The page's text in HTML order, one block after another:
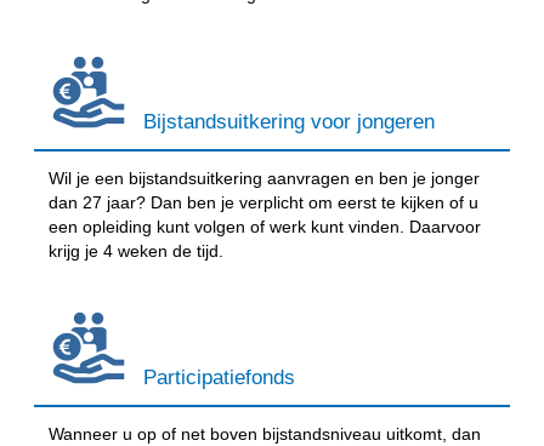
Bijstandsuitkering voor jongeren
Wil je een bijstandsuitkering aanvragen en ben je jonger
dan 27 jaar? Dan ben je verplicht om eerst te kijken of u
een opleiding kunt volgen of werk kunt vinden. Daarvoor
krijg je 4 weken de tijd.
Participatiefonds
Wanneer u op of net boven bijstandsniveau uitkomt, dan